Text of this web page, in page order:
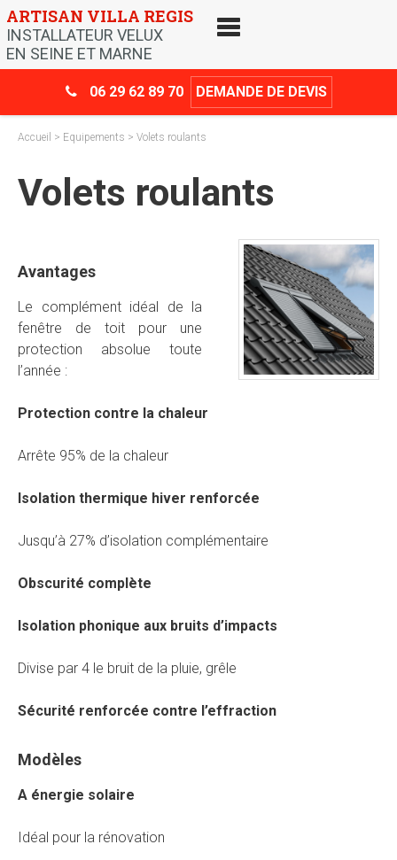
Skip
to
content
ARTISAN VILLA REGIS
INSTALLATEUR VELUX
EN SEINE ET MARNE
06 29 62 89 70 DEMANDE DE DEVIS
Accueil > Equipements > Volets roulants
Volets roulants
Avantages
Le complément idéal de la
fenêtre de toit pour une
protection absolue toute
l’année :
Protection contre la chaleur
Arrête 95% de la chaleur
Isolation thermique hiver renforcée
Jusqu’à 27% d’isolation complémentaire
Obscurité complète
Isolation phonique aux bruits d’impacts
Divise par 4 le bruit de la pluie, grêle
Sécurité renforcée contre l’effraction
Modèles
A énergie solaire
Idéal pour la rénovation